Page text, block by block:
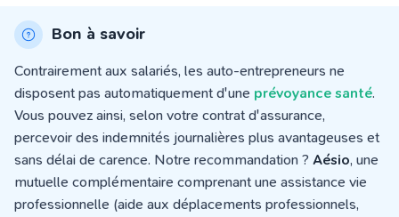
Bon à savoir
Contrairement aux salariés, les auto-entrepreneurs ne
disposent pas automatiquement d'une prévoyance santé.
Vous pouvez ainsi, selon votre contrat d'assurance,
percevoir des indemnités journalières plus avantageuses et
sans délai de carence. Notre recommandation ? Aésio, une
mutuelle complémentaire comprenant une assistance vie
professionnelle (aide aux déplacements professionnels,